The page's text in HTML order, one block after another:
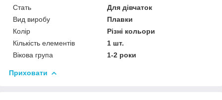
Стать
Для дівчаток
Вид виробу
Плавки
Колір
Різні кольори
Кількість елементів
1 шт.
Вікова група
1-2 роки
Приховати